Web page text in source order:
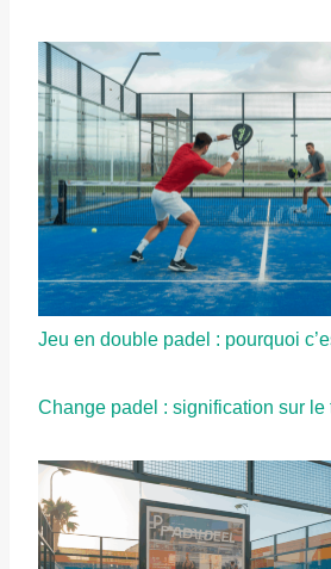
Jeu en double padel : pourquoi
Change padel : signification sur le